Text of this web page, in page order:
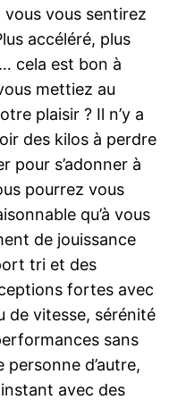
vous vous sentirez
accéléré, plus
cela est bon à
mettiez au
plaisir ? Il n’y a
des kilos à perdre
pour s’adonner à
pourrez vous
qu’à vous
de jouissance
tri et des
fortes avec
de vitesse, sérénité
sans
d’autre,
avec des